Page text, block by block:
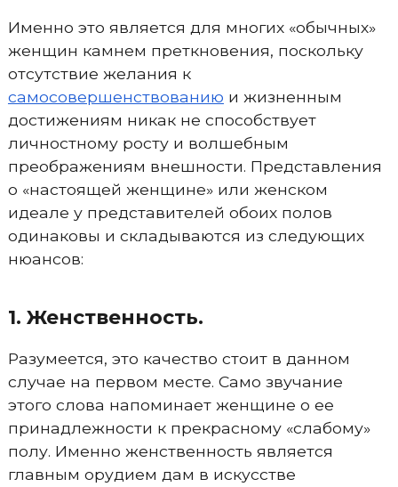
Именно это является для многих «обычных»
женщин камнем преткновения, поскольку
отсутствие желания к
самосовершенствованию и жизненным
достижениям никак не способствует
личностному росту и волшебным
преображениям внешности. Представления
о «настоящей женщине» или женском
идеале у представителей обоих полов
одинаковы и складываются из следующих
нюансов:
1. Женственность.
Разумеется, это качество стоит в данном
случае на первом месте. Само звучание
этого слова напоминает женщине о ее
принадлежности к прекрасному «слабому»
полу. Именно женственность является
главным орудием дам в искусстве